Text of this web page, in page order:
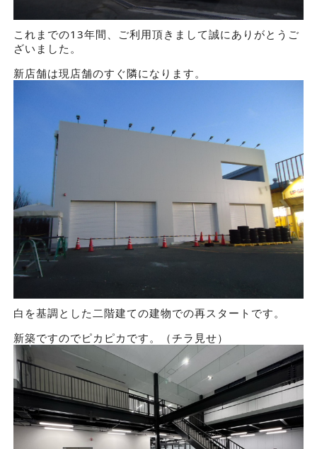
これまでの13年間、ご利用頂きまして誠にありがとうご
ざいました。
新店舗は現店舗のすぐ隣になります。
白を基調とした二階建ての建物での再スタートです。
新築ですのでピカピカです。（チラ見せ）